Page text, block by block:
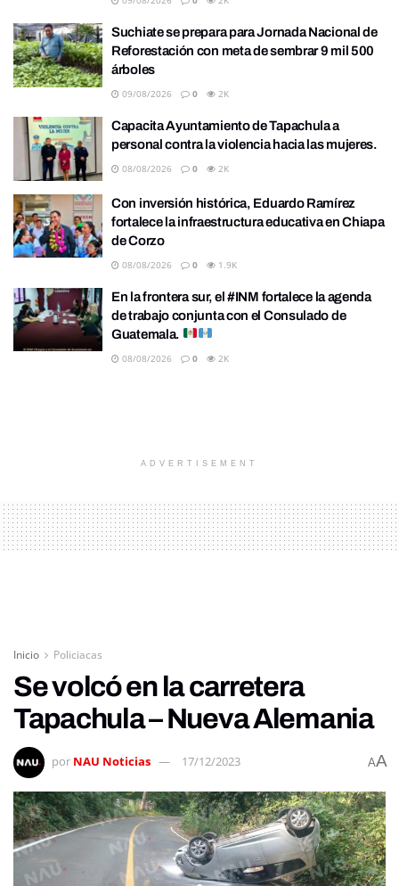
Suchiate se prepara para Jornada Nacional de
Reforestación con meta de sembrar 9 mil 500
árboles
09/08/2026 0 2K
Capacita Ayuntamiento de Tapachula a
personal contra la violencia hacia las mujeres.
08/08/2026 0 2K
Con inversión histórica, Eduardo Ramírez
fortalece la infraestructura educativa en Chiapa
de Corzo
08/08/2026 0 1.9K
En la frontera sur, el #INM fortalece la agenda
de trabajo conjunta con el Consulado de
Guatemala.
08/08/2026 0 2K
ADVERTISEMENT
Inicio Policiacas
Se volcó en la carretera
Tapachula – Nueva Alemania
por NAU Noticias 17/12/2023 AA